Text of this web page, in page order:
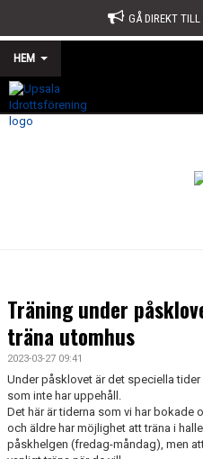
GÅ DIREKT
HEM
START
ÅRSMÖTE
ÅRSBERÄTTELSE OCH
BÖRJA TRÄNA FRIIDROTT
FAQ
Träning under
träna utomhus
2023-03-27 09:41
Under påsklovet är det speciella
som inte har uppehåll.
Det här är tiderna som vi har bokade
och äldre har möjlighet att träna i
påskhelgen (fredag-måndag), men